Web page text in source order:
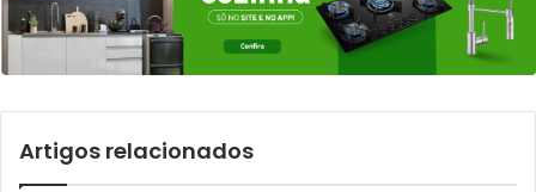
Artigos relacionados